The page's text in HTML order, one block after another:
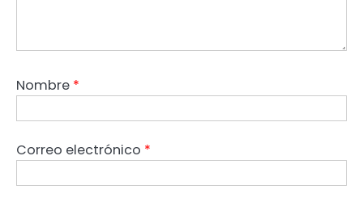
Nombre *
Correo electrónico *